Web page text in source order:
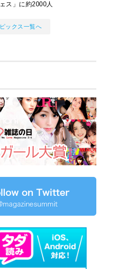
ス」に約2000人
ックス一覧へ